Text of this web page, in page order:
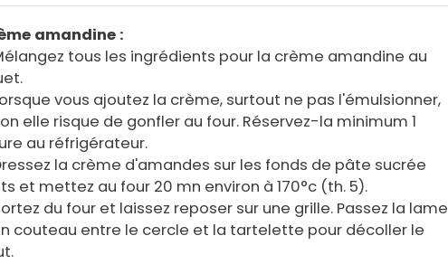
amandine :
tous les ingrédients pour la crème amandine au
vous ajoutez la crème, surtout ne pas l'émulsionner,
elle risque de gonfler au four. Réservez-la minimum 1
au réfrigérateur.
la crème d'amandes sur les fonds de pâte sucrée
et mettez au four 20 mn environ à 170°c (th. 5).
du four et laissez reposer sur une grille. Passez la lame
couteau entre le cercle et la tartelette pour décoller le